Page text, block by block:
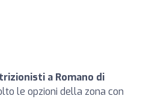
a Romano di
le opzioni della zona con